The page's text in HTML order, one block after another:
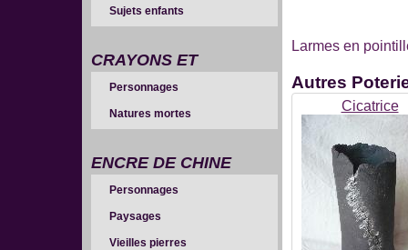
Sujets enfants
CRAYONS ET
SANGUINES
Personnages
Natures mortes
ENCRE DE CHINE
Personnages
Paysages
Vieilles pierres
Larmes en
Autres
Cicatrice